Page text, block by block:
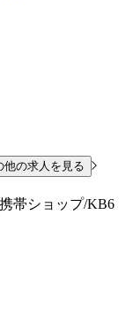
の求人を見る
帯ショップ/KB6